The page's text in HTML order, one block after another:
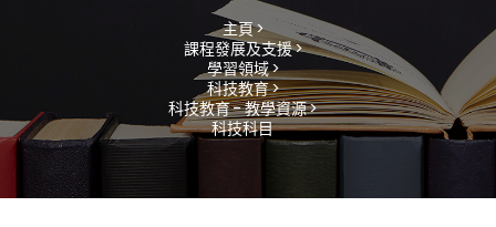
主頁 >
課程發展及支援 >
學習領域 >
科技教育 >
科技教育 - 教學資源 >
科技科目